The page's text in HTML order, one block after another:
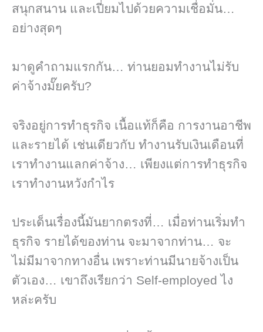
สนุกสนาน และเปี่ยมไปด้วยความเชื่อมั่น…
อย่างสุดๆ
มาดูคำถามแรกกัน… ท่านยอมทำงานไม่รับ
ค่าจ้างมั๊ยครับ?
จริงอยู่การทำธุรกิจ เนื้อแท้ก็คือ การงานอาชีพ
และรายได้ เช่นเดียวกับ ทำงานรับเงินเดือนที่
เราทำงานแลกค่าจ้าง… เพียงแต่การทำธุรกิจ
เราทำงานหวังกำไร
ประเด็นเรื่องนี้มันยากตรงที่… เมื่อท่านเริ่มทำ
ธุรกิจ รายได้ของท่าน จะมาจากท่าน… จะ
ไม่มีมาจากทางอื่น เพราะท่านมีนายจ้างเป็น
ตัวเอง… เขาถึงเรียกว่า Self-employed ไง
หล่ะครับ